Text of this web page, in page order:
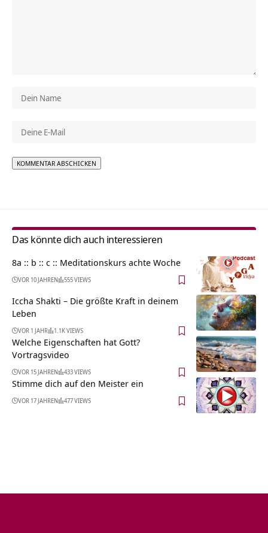
Das könnte dich auch interessieren
8a :: b :: c :: Meditationskurs achte Woche
VOR 10 JAHREN 555 VIEWS
Iccha Shakti – Die größte Kraft in deinem
Leben
VOR 1 JAHR 1.1K VIEWS
Welche Eigenschaften hat Gott?
Vortragsvideo
VOR 15 JAHREN 433 VIEWS
Stimme dich auf den Meister ein
VOR 17 JAHREN 477 VIEWS